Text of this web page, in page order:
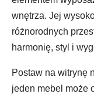
wnętrza. Jej
różnorodnych
harmonię, styl i
Postaw na witrynę
jeden mebel może